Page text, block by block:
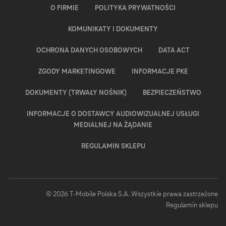
O FIRMIE POLITYKA PRYWATNOŚCI
KOMUNIKATY I DOKUMENTY
OCHRONA DANYCH OSOBOWYCH DATA ACT
ZGODY MARKETINGOWE INFORMACJE PKE
DOKUMENTY (TRWAŁY NOŚNIK) BEZPIECZEŃSTWO
INFORMACJE O DOSTAWCY AUDIOWIZUALNEJ USŁUGI
MEDIALNEJ NA ŻĄDANIE
REGULAMIN SKLEPU
© 2026 T‑Mobile Polska S.A. Wszystkie prawa zastrzeżone
Regulamin sklepu